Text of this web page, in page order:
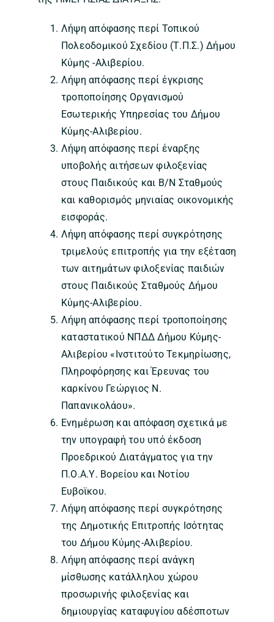
Λήψη απόφασης περί Τοπικού
Πολεοδομικού Σχεδίου (Τ.Π.Σ.) Δήμου
Κύμης -Αλιβερίου.
Λήψη απόφασης περί έγκρισης
τροποποίησης Οργανισμού
Εσωτερικής Υπηρεσίας του Δήμου
Κύμης-Αλιβερίου.
Λήψη απόφασης περί έναρξης
υποβολής αιτήσεων φιλοξενίας
στους Παιδικούς και Β/Ν Σταθμούς
και καθορισμός μηνιαίας οικονομικής
εισφοράς.
Λήψη απόφασης περί συγκρότησης
τριμελούς επιτροπής για την εξέταση
των αιτημάτων φιλοξενίας παιδιών
στους Παιδικούς Σταθμούς Δήμου
Κύμης-Αλιβερίου.
Λήψη απόφασης περί τροποποίησης
καταστατικού ΝΠΔΔ Δήμου Κύμης-
Αλιβερίου «Ινστιτούτο Τεκμηρίωσης,
Πληροφόρησης και Έρευνας του
καρκίνου Γεώργιος Ν.
Παπανικολάου».
Ενημέρωση και απόφαση σχετικά με
την υπογραφή του υπό έκδοση
Προεδρικού Διατάγματος για την
Π.Ο.Α.Υ. Βορείου και Νοτίου
Ευβοϊκου.
Λήψη απόφασης περί συγκρότησης
της Δημοτικής Επιτροπής Ισότητας
του Δήμου Κύμης-Αλιβερίου.
Λήψη απόφασης περί ανάγκη
μίσθωσης κατάλληλου χώρου
προσωρινής φιλοξενίας και
δημιουργίας καταφυγίου αδέσποτων